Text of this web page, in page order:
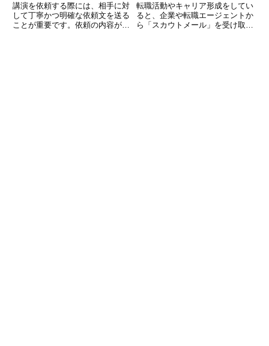
講演を依頼する際には、相手に対
して丁寧かつ明確な依頼文を送る
ことが重要です。依頼の内容がわ
転職活動やキャリア形成をしてい
ると、企業や転職エージェントか
ら「スカウトメール」を受け取る